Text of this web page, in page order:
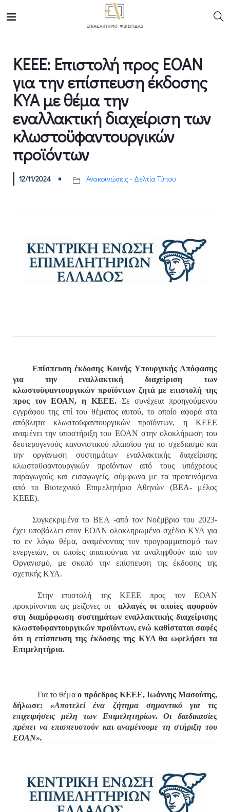
ΚΕΕΕ: Επιστολή προς ΕΟΑΝ
για την επίσπευση έκδοσης
ΚΥΑ με θέμα την
εναλλακτική διαχείριση των
κλωστοϋφαντουργικών
προϊόντων
12/11/2024 Ανακοινώσεις - Δελτία Τύπου
Επίσπευση έκδοσης Κοινής Υπουργικής Απόφασης
για την εναλλακτική διαχείριση των
κλωστοϋφαντουργικών προϊόντων ζητά με επιστολή της
προς τον ΕΟΑΝ, η ΚΕΕΕ. Σε συνέχεια προηγούμενου
εγγράφου της επί του θέματος αυτού, το οποίο αφορά στα
απόβλητα κλωστοϋφαντουργικών προϊόντων, η ΚΕΕΕ
αναμένει τηνυποστήριξη του ΕΟΑΝ στην ολοκλήρωση του
δευτερογενούς κανονιστικού πλαισίου για το σχεδιασμό και
την οργάνωση συστημάτων εναλλακτικής διαχείρισης
κλωστοϋφαντουργικών προϊόντων από τους υπόχρεους
παραγωγούς και εισαγωγείς, σύμφωνα με τα προτεινόμενα
από το Βιοτεχνικό Επιμελητήριο Αθηνών (ΒΕΑ- μέλος
ΚΕΕΕ).
Συγκεκριμένα το ΒΕΑ -από τον Νοέμβριο του 2023-
έχει υποβάλλει στον ΕΟΑΝ ολοκληρωμένο σχέδιο ΚΥΑ για
το εν λόγω θέμα, αναμένοντας τον προγραμματισμό των
ενεργειών, οι οποίες απαιτούνται να αναληφθούν από τον
Οργανισμό, με σκοπό την επίσπευση της έκδοσης της
σχετικής ΚΥΑ.
Στην επιστολή της ΚΕΕΕ προς τον ΕΟΑΝ
προκρίνονται ως μείζονες οι αλλαγές οι οποίες αφορούν
στη διαμόρφωση συστημάτων εναλλακτικής διαχείρισης
κλωστοϋφαντουργικών προϊόντων, ενώ καθίσταται σαφές
ότι η επίσπευση της έκδοσης της ΚΥΑ θα ωφελήσει τα
Επιμελητήρια.
Για το θέμαο πρόεδρος ΚΕΕΕ, Ιωάννης Μασούτης,
δήλωσε:«Αποτελεί ένα ζήτημα σημαντικό για τις
επιχειρήσεις μέλη των Επιμελητηρίων. Οι διαδικασίες
πρέπει να επισπευστούν και αναμένουμε τη στήριξη του
ΕΟΑΝ».